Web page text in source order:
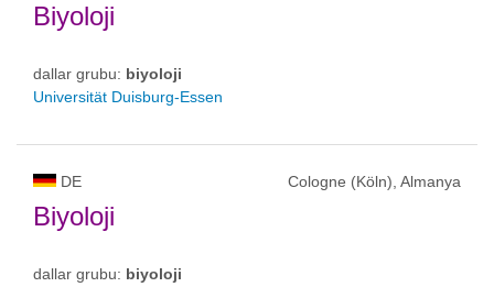
Biyoloji
dallar grubu: biyoloji
Universität Duisburg-Essen
DE Cologne (Köln), Almanya
Biyoloji
dallar grubu: biyoloji